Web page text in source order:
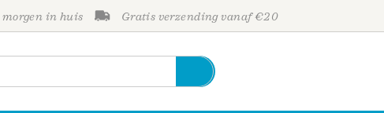
morgen in huis Gratis verzending vanaf €20